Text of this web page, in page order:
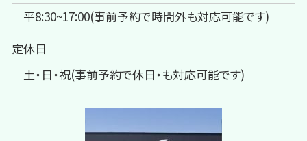
平8:30~17:00(事前予約で時間外も対応可能です)
定休日
土・日・祝(事前予約で休日・も対応可能です)